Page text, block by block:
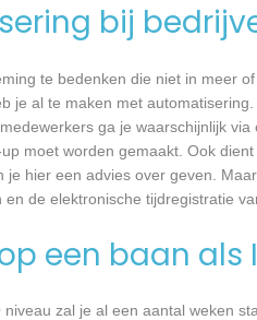
bij
te bedenken die niet in meer
je al te maken met
ga je waarschijnlijk
moet worden gemaakt. Ook
hier een advies over geven.
de elektronische tijdregistratie
een baan als
zal je al een aantal weken